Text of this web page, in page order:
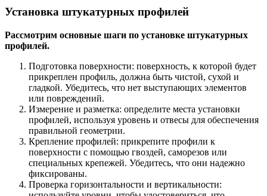
Установка штукатурных профилей
Рассмотрим основные шаги по установке штукатурных
профилей.
Подготовка поверхности: поверхность, к которой будет
прикреплен профиль, должна быть чистой, сухой и
гладкой. Убедитесь, что нет выступающих элементов
или повреждений.
Измерение и разметка: определите места установки
профилей, используя уровень и отвесы для обеспечения
правильной геометрии.
Крепление профилей: прикрепите профили к
поверхности с помощью гвоздей, саморезов или
специальных крепежей. Убедитесь, что они надежно
фиксированы.
Проверка горизонтальности и вертикальности: